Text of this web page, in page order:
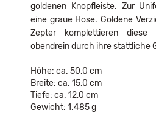
goldenen Knopfleiste. Zur
eine graue Hose. Goldene
Zepter komplettieren diese
obendrein durch ihre stattliche
Höhe: ca. 50,0 cm
Breite: ca. 15,0 cm
Tiefe: ca. 12,0 cm
Gewicht: 1.485 g